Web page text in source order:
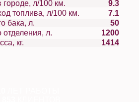
городе, л/100 км.
9.3
топлива, л/100 км.
7.1
Объем топливного бака, л.
50
Объем багажного отделения, л.
1200
Снаряженная масса, кг.
1414